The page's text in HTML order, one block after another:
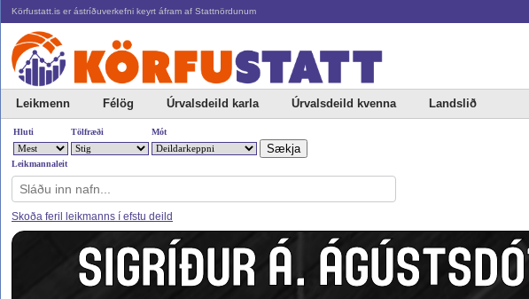
Körfustatt.is er ástríðuverkefni keyrt áfram af Stattnördunum
Leikmenn Félög Úrvalsdeild karla Úrvalsdeild kvenna Landslið
Hluti Tölfræði Mót
Leikmannaleit
Skoða feril leikmanns í efstu deild
SIGRÍÐUR Á.